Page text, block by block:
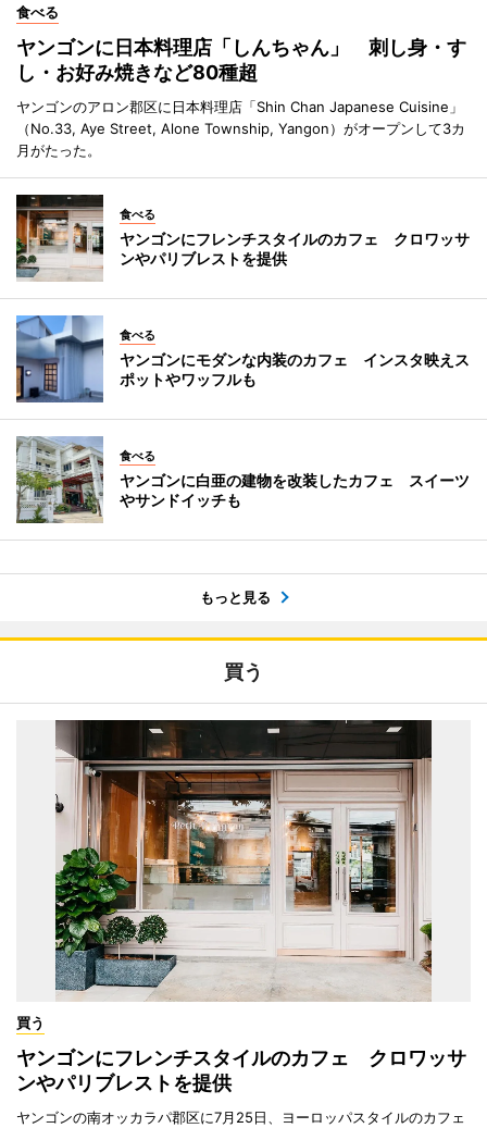
食べる
ヤンゴンに日本料理店「しんちゃん」 刺し身・す
し・お好み焼きなど80種超
ヤンゴンのアロン郡区に日本料理店「Shin Chan Japanese Cuisine」
（No.33, Aye Street, Alone Township, Yangon）がオープンして3カ
月がたった。
食べる
ヤンゴンにフレンチスタイルのカフェ クロワッサ
ンやパリブレストを提供
食べる
ヤンゴンにモダンな内装のカフェ インスタ映えス
ポットやワッフルも
食べる
ヤンゴンに白亜の建物を改装したカフェ スイーツ
やサンドイッチも
もっと見る
買う
買う
ヤンゴンにフレンチスタイルのカフェ クロワッサ
ンやパリブレストを提供
ヤンゴンの南オッカラパ郡区に7月25日、ヨーロッパスタイルのカフェ